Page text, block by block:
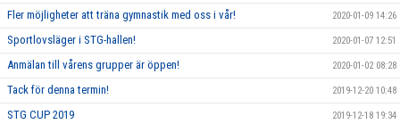
Fler möjligheter att träna gymnastik med oss i vår! 2020-01-09 14:26
Sportlovsläger i STG-hallen! 2020-01-07 12:51
Anmälan till vårens grupper är öppen! 2020-01-02 08:28
Tack för denna termin! 2019-12-20 10:48
STG CUP 2019 2019-12-18 19:34